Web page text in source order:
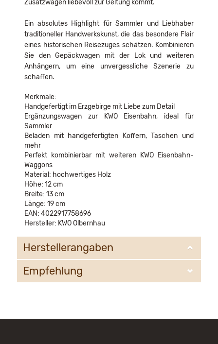
Zusatzwagen liebevoll zur Geltung kommt.
Ein absolutes Highlight für Sammler und Liebhaber
traditioneller Handwerkskunst, die das besondere Flair
eines historischen Reisezuges schätzen. Kombinieren
Sie den Gepäckwagen mit der Lok und weiteren
Anhängern, um eine unvergessliche Szenerie zu
schaffen.
Merkmale:
Handgefertigt im Erzgebirge mit Liebe zum Detail
Ergänzungswagen zur KWO Eisenbahn, ideal für
Sammler
Beladen mit handgefertigten Koffern, Taschen und
mehr
Perfekt kombinierbar mit weiteren KWO Eisenbahn-
Waggons
Material: hochwertiges Holz
Höhe: 12 cm
Breite: 13 cm
Länge: 19 cm
EAN: 4022917758696
Hersteller: KWO Olbernhau
Herstellerangaben
KWO Kunstgewerbe-Werkstätten Olbernhau GmbH
Empfehlung